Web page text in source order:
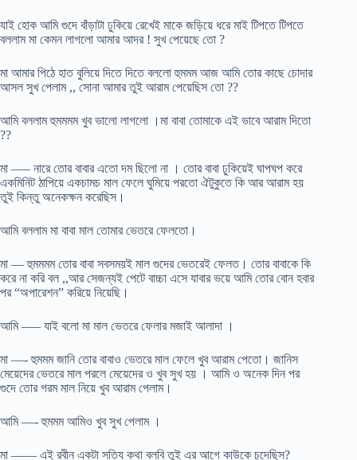
যাই হোক আমি গুদে বাঁড়াটা ঢুকিয়ে রেখেই মাকে জড়িয়ে ধরে মাই টিপতে টিপতে
বললাম মা কেমন লাগলো আমার আদর ! সুখ পেয়েছে তো ?
মা আমার পিঠে হাত বুলিয়ে দিতে দিতে বললো হুমমম আজ আমি তোর কাছে চোদার
আসল সুখ পেলাম ,, সোনা আমার তুই আরাম পেয়েছিস তো ??
আমি বললাম হুমমমম খুব ভালো লাগলো ।মা বাবা তোমাকে এই ভাবে আরাম দিতো
??
মা —– নারে তোর বাবার এতো দম ছিলো না । তোর বাবা ঢুকিয়েই ঘাপঘপ করে
একমিনিট ঠাপিয়ে একচামচ মাল ফেলে ঘুমিয়ে পরতো ঐটুকুতে কি আর আরাম হয়
তুই কিন্তু অনেকক্ষন করেছিস।
আমি বললাম মা বাবা মাল তোমার ভেতরে ফেলতো।
মা — হুমমমম তোর বাবা সবসময়ই মাল গুদের ভেতরেই ফেলত। তোর বাবাকে কি
করে না করি বল ,,আর সেজন্যই পেটে বাচ্চা এসে যাবার ভয়ে আমি তোর বোন হবার
পর “অপারেশন” করিয়ে নিয়েছি।
আমি —– যাই বলো মা মাল ভেতরে ফেলার মজাই আলাদা ।
মা —- হুমমম জানি তোর বাবাও ভেতরে মাল ফেলে খুব আরাম পেতো। জানিস
মেয়েদের ভেতরে মাল পরলে মেয়েদের ও খুব সুখ হয় । আমি ও অনেক দিন পর
গুদে তোর গরম মাল নিয়ে খুব আরাম পেলাম।
আমি —- হুমমম আমিও খুব সুখ পেলাম ।
মা —— এই রবীন একটা সত্যি কথা বলবি তুই এর আগে কাউকে চুদেছিস?